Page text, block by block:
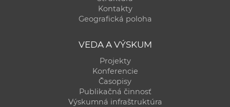
Kontakty
Geografická poloha
VEDA A VÝSKUM
Projekty
Konferencie
Časopisy
Publikačná činnosť
Výskumná infraštruktúra